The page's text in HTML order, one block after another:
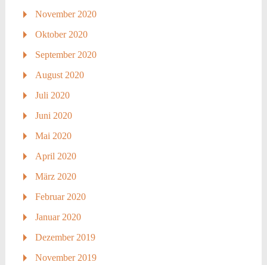
November 2020
Oktober 2020
September 2020
August 2020
Juli 2020
Juni 2020
Mai 2020
April 2020
März 2020
Februar 2020
Januar 2020
Dezember 2019
November 2019